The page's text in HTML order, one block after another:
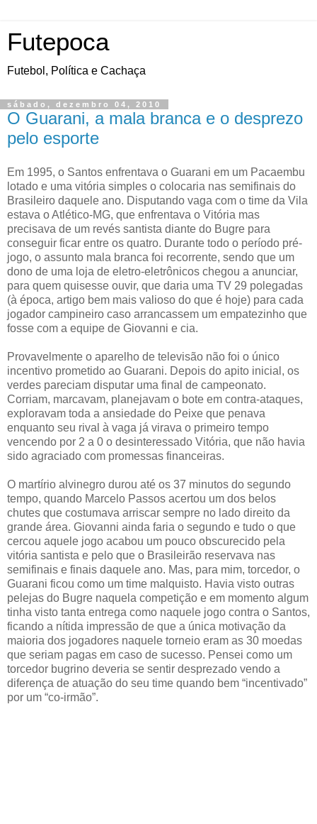
Futepoca
Futebol, Política e Cachaça
sábado, dezembro 04, 2010
O Guarani, a mala branca e o desprezo
pelo esporte
Em 1995, o Santos enfrentava o Guarani em um Pacaembu
lotado e uma vitória simples o colocaria nas semifinais do
Brasileiro daquele ano. Disputando vaga com o time da Vila
estava o Atlético-MG, que enfrentava o Vitória mas
precisava de um revés santista diante do Bugre para
conseguir ficar entre os quatro. Durante todo o período pré-
jogo, o assunto mala branca foi recorrente, sendo que um
dono de uma loja de eletro-eletrônicos chegou a anunciar,
para quem quisesse ouvir, que daria uma TV 29 polegadas
(à época, artigo bem mais valioso do que é hoje) para cada
jogador campineiro caso arrancassem um empatezinho que
fosse com a equipe de Giovanni e cia.
Provavelmente o aparelho de televisão não foi o único
incentivo prometido ao Guarani. Depois do apito inicial, os
verdes pareciam disputar uma final de campeonato.
Corriam, marcavam, planejavam o bote em contra-ataques,
exploravam toda a ansiedade do Peixe que penava
enquanto seu rival à vaga já virava o primeiro tempo
vencendo por 2 a 0 o desinteressado Vitória, que não havia
sido agraciado com promessas financeiras.
O martírio alvinegro durou até os 37 minutos do segundo
tempo, quando Marcelo Passos acertou um dos belos
chutes que costumava arriscar sempre no lado direito da
grande área. Giovanni ainda faria o segundo e tudo o que
cercou aquele jogo acabou um pouco obscurecido pela
vitória santista e pelo que o Brasileirão reservava nas
semifinais e finais daquele ano. Mas, para mim, torcedor, o
Guarani ficou como um time malquisto. Havia visto outras
pelejas do Bugre naquela competição e em momento algum
tinha visto tanta entrega como naquele jogo contra o Santos,
ficando a nítida impressão de que a única motivação da
maioria dos jogadores naquele torneio eram as 30 moedas
que seriam pagas em caso de sucesso. Pensei como um
torcedor bugrino deveria se sentir desprezado vendo a
diferença de atuação do seu time quando bem “incentivado”
por um “co-irmão”.